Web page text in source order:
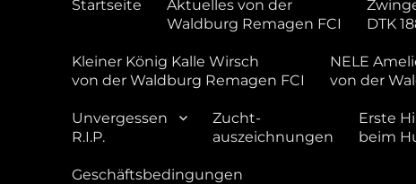
Startseite
Aktuelles von der
Waldburg Remagen FCI
DTK
Kleiner König Kalle Wirsch
von der Waldburg Remagen FCI
NELE
von der
Unvergessen
R.I.P.
Zucht-
auszeichnungen
Erste
beim
Geschäftsbedingungen